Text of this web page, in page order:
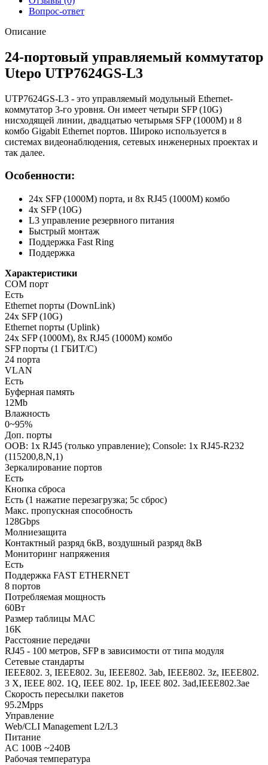
Вопрос-ответ
Описание
24-портовый управляемый коммутатор
Utepo UTP7624GS-L3
UTP7624GS-L3 - это управляемый модульный Ethernet-
коммутатор 3-го уровня. Он имеет четыри SFP (10G)
нисходящей линии, двадцатью четырьмя SFP (1000M) и 8
комбо Gigabit Ethernet портов. Широко используется в
системах видеонаблюдения, сетевых инженерных проектах и
так далее.
Особенности:
24x SFP (1000M) порта, и 8x RJ45 (1000M) комбо
4х SFP (10G)
L3 управление резервного питания
Быстрый монтаж
Поддержка Fast Ring
Поддержка
Характеристики
COM порт
Есть
Ethernet порты (DownLink)
24x SFP (10G)
Ethernet порты (Uplink)
24x SFP (1000M), 8x RJ45 (1000M) комбо
SFP порты (1 ГБИТ/С)
24 порта
VLAN
Есть
Буферная память
12Mb
Влажность
0~95%
Доп. порты
OOB: 1х RJ45 (только управление); Console: 1х RJ45-R232
(115200,8,N,1)
Зеркалирование портов
Есть
Кнопка сброса
Есть (1 нажатие перезагрузка; 5с сброс)
Макс. пропускная способность
128Gbps
Молниезащита
Контактный разряд 6кВ, воздушный разряд 8кВ
Мониторинг напряжения
Есть
Поддержка FAST ETHERNET
8 портов
Потребляемая мощность
60Вт
Размер таблицы MAC
16K
Расстояние передачи
RJ45 - 100 метров, SFP в зависимости от типа модуля
Сетевые стандарты
IEEE802. 3, IEEE802. 3u, IEEE802. 3ab, IEEE802. 3z, IEEE802.
3 X, IEEE 802. 1Q, IEEE 802. 1p, IEEE 802. 3ad,IEEE802.3ae
Скорость пересылки пакетов
95.2Mpps
Управление
Web/CLI Management L2/L3
Питание
AC 100В ~240В
Рабочая температура